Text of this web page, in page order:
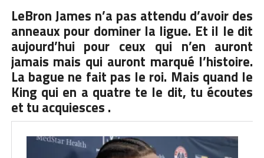
LeBron James n’a pas attendu d’avoir des
anneaux pour dominer la ligue. Et il le dit
aujourd’hui pour ceux qui n’en auront
jamais mais qui auront marqué l’histoire.
La bague ne fait pas le roi. Mais quand le
King qui en a quatre te le dit, tu écoutes
et tu acquiesces .